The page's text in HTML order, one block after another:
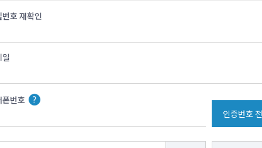
번호 재확인
일
번호
인증번호